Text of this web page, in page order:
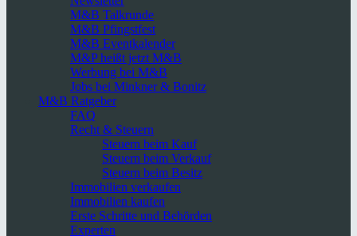
M&B Talkrunde
M&B Pfingstfest
M&B Eventkalender
M&P heißt jetzt M&B
Werbung bei M&B
Jobs bei Minkner & Bonitz
M&B Ratgeber
FAQ
Recht & Steuern
Steuern beim Kauf
Steuern beim Verkauf
Steuern beim Besitz
Immobilien verkaufen
Immobilien kaufen
Erste Schritte und Behörden
Experten